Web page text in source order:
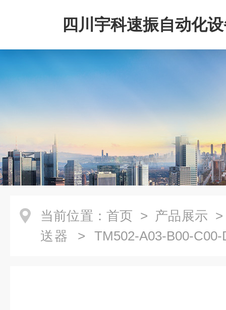
四川宇科速振自动化
公司
当前位置： 首页 > 产品展示
送器 > TM502-A03-B00-